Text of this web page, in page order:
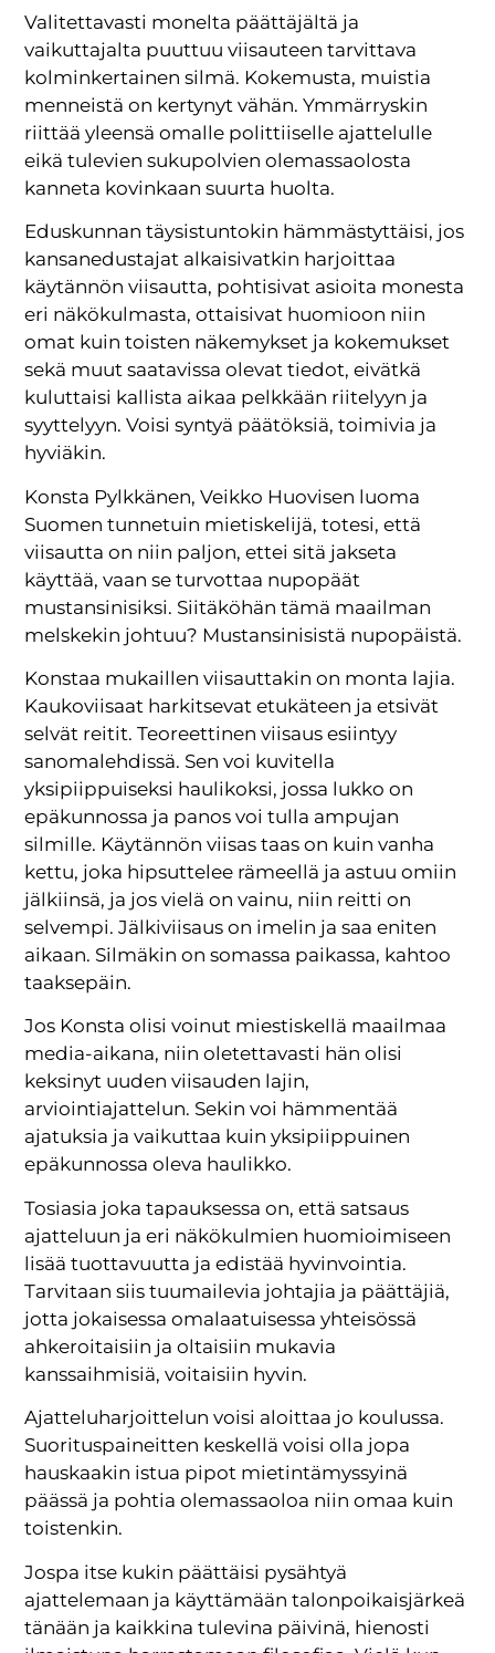
Valitettavasti monelta päättäjältä ja
vaikuttajalta puuttuu viisauteen tarvittava
kolminkertainen silmä. Kokemusta, muistia
menneistä on kertynyt vähän. Ymmärryskin
riittää yleensä omalle polittiiselle ajattelulle
eikä tulevien sukupolvien olemassaolosta
kanneta kovinkaan suurta huolta.
Eduskunnan täysistuntokin hämmästyttäisi, jos
kansanedustajat alkaisivatkin harjoittaa
käytännön viisautta, pohtisivat asioita monesta
eri näkökulmasta, ottaisivat huomioon niin
omat kuin toisten näkemykset ja kokemukset
sekä muut saatavissa olevat tiedot, eivätkä
kuluttaisi kallista aikaa pelkkään riitelyyn ja
syyttelyyn. Voisi syntyä päätöksiä, toimivia ja
hyviäkin.
Konsta Pylkkänen, Veikko Huovisen luoma
Suomen tunnetuin mietiskelijä, totesi, että
viisautta on niin paljon, ettei sitä jakseta
käyttää, vaan se turvottaa nupopäät
mustansinisiksi. Siitäköhän tämä maailman
melskekin johtuu? Mustansinisistä nupopäistä.
Konstaa mukaillen viisauttakin on monta lajia.
Kaukoviisaat harkitsevat etukäteen ja etsivät
selvät reitit. Teoreettinen viisaus esiintyy
sanomalehdissä. Sen voi kuvitella
yksipiippuiseksi haulikoksi, jossa lukko on
epäkunnossa ja panos voi tulla ampujan
silmille. Käytännön viisas taas on kuin vanha
kettu, joka hipsuttelee rämeellä ja astuu omiin
jälkiinsä, ja jos vielä on vainu, niin reitti on
selvempi. Jälkiviisaus on imelin ja saa eniten
aikaan. Silmäkin on somassa paikassa, kahtoo
taaksepäin.
Jos Konsta olisi voinut miestiskellä maailmaa
media-aikana, niin oletettavasti hän olisi
keksinyt uuden viisauden lajin,
arviointiajattelun. Sekin voi hämmentää
ajatuksia ja vaikuttaa kuin yksipiippuinen
epäkunnossa oleva haulikko.
Tosiasia joka tapauksessa on, että satsaus
ajatteluun ja eri näkökulmien huomioimiseen
lisää tuottavuutta ja edistää hyvinvointia.
Tarvitaan siis tuumailevia johtajia ja päättäjiä,
jotta jokaisessa omalaatuisessa yhteisössä
ahkeroitaisiin ja oltaisiin mukavia
kanssaihmisiä, voitaisiin hyvin.
Ajatteluharjoittelun voisi aloittaa jo koulussa.
Suorituspaineitten keskellä voisi olla jopa
hauskaakin istua pipot mietintämyssyinä
päässä ja pohtia olemassaoloa niin omaa kuin
toistenkin.
Jospa itse kukin päättäisi pysähtyä
ajattelemaan ja käyttämään talonpoikaisjärkeä
tänään ja kaikkina tulevina päivinä, hienosti